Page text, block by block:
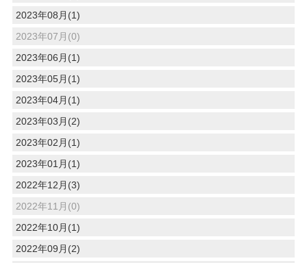
2023年08月(1)
2023年07月(0)
2023年06月(1)
2023年05月(1)
2023年04月(1)
2023年03月(2)
2023年02月(1)
2023年01月(1)
2022年12月(3)
2022年11月(0)
2022年10月(1)
2022年09月(2)